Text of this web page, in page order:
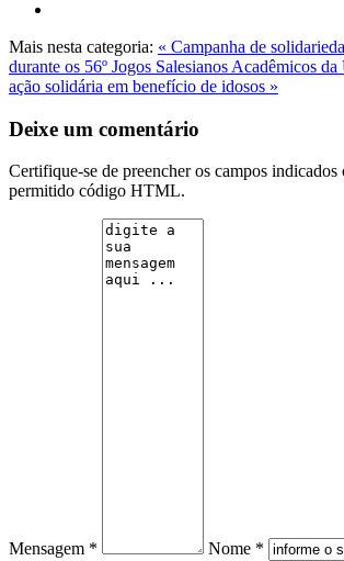
Mais nesta categoria: « Campanha de
durante os 56º Jogos Salesianos Acadêmicos
ação solidária em benefício de idosos »
Deixe um comentário
Certifique-se de preencher os campos
permitido código HTML.
Mensagem * Nome *